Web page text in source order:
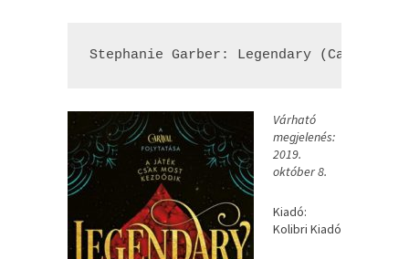
Stephanie Garber: Legendary (Caraval
Várható
megjelenés:
2019.
október 8.
Kiadó:
Kolibri Kiadó